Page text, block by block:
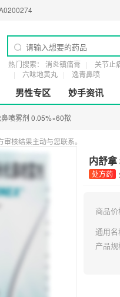
医疗器械经营许可证：
热门搜索： 消炎镇痛膏 关节止
六味地黄丸
逸青鼻喷
男性专区 妙手资讯
喷雾剂 0.05%×60揿
核结果主动与您联系。
内舒
处方药
商品
通用
产品